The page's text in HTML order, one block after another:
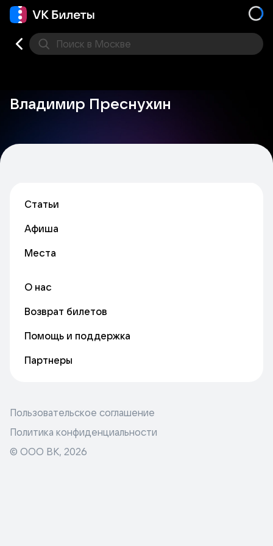
Поиск в Москве
Владимир Преснухин
Статьи
Афиша
Места
О нас
Возврат билетов
Помощь и поддержка
Партнеры
Пользовательское соглашение
Политика конфиденциальности
© ООО ВК, 2026